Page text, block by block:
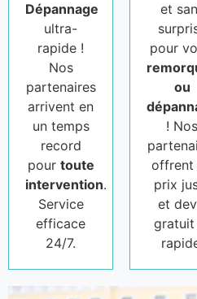
Dépannage
ultra-
rapide !
Nos
partenaires
arrivent en
un temps
record
pour toute
intervention.
Service
efficace
24/7.
et
pour
ou
! Nos
offrent
prix
et
gratuit